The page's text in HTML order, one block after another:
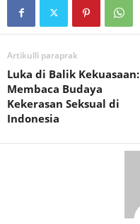
Artikulli paraprak
Luka di Balik Kekuasaan:
Membaca Budaya
Kekerasan Seksual di
Indonesia